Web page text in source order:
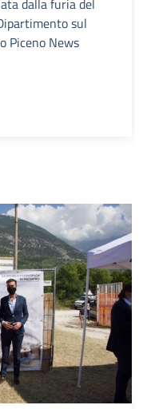
dalla furia del
sul
Piceno News